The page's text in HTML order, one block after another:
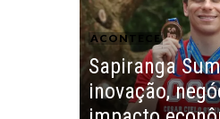
ACONTECE
Sapiranga
inovação,